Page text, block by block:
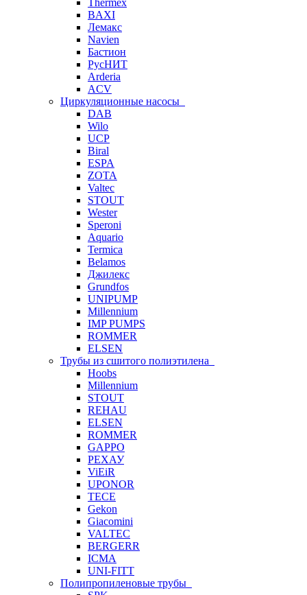
Thermex
BAXI
Лемакс
Navien
Бастион
РусНИТ
Arderia
ACV
Циркуляционные насосы
DAB
Wilo
UCP
Biral
ESPA
ZOTA
Valtec
STOUT
Wester
Speroni
Aquario
Termica
Belamos
Джилекс
Grundfos
UNIPUMP
Millennium
IMP PUMPS
ROMMER
ELSEN
Трубы из сшитого полиэтилена
Hoobs
Millennium
STOUT
REHAU
ELSEN
ROMMER
GAPPO
РЕХАУ
ViEiR
UPONOR
TECE
Gekon
Giacomini
VALTEC
BERGERR
ICMA
UNI-FITT
Полипропиленовые трубы